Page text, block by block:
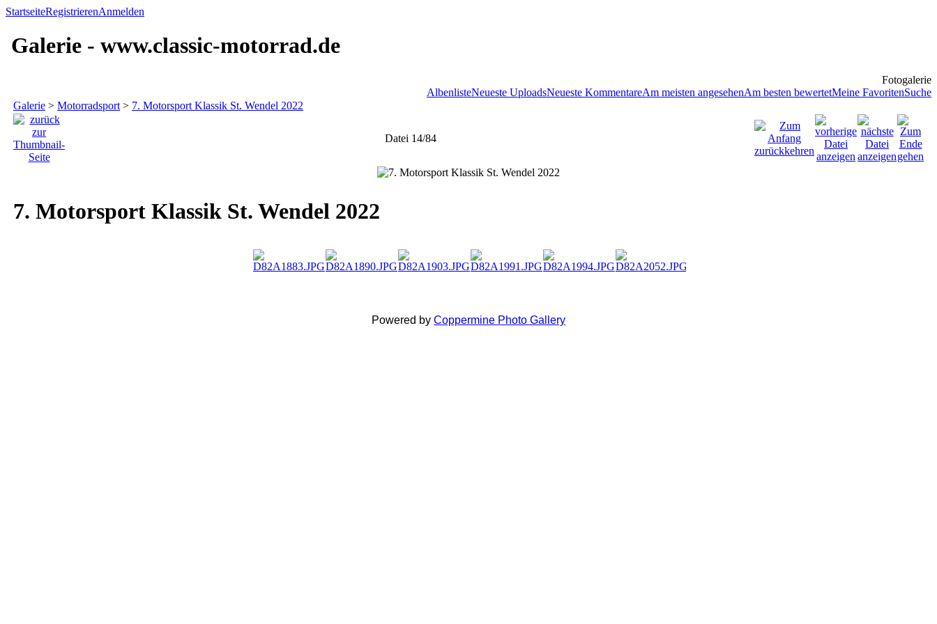
StartseiteRegistrierenAnmelden
Galerie - www.classic-motorrad.de
Fotogalerie
AlbenlisteNeueste UploadsNeueste KommentareAm meisten angesehenAm besten bewertetMeine FavoritenSuche
Galerie > Motorradsport > 7. Motorsport Klassik St. Wendel 2022
Datei 14/84
7. Motorsport Klassik St. Wendel 2022
Powered by Coppermine Photo Gallery